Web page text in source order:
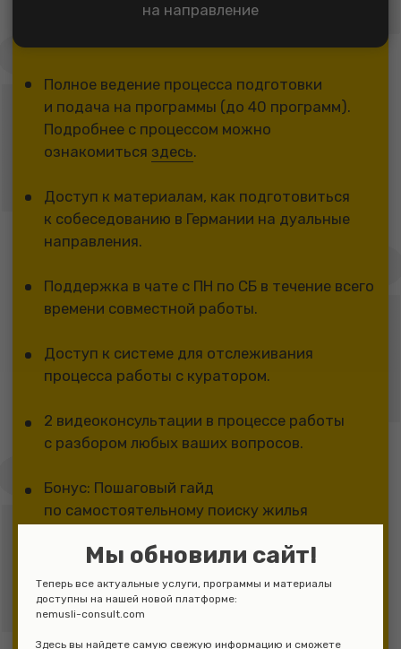
Мы обновили сайт!
Теперь все актуальные услуги, программы и материалы
доступны на нашей новой платформе:
nemusli-consult.com
Здесь вы найдете самую свежую информацию и сможете